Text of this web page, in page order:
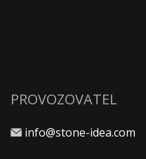
PROVOZOVATEL
info@stone-idea.com